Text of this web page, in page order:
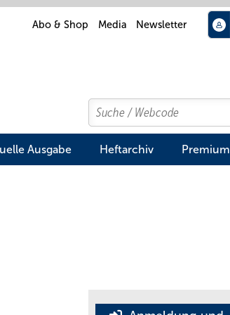
Abo & Shop Media Newsletter
Search
Suchen
Ausgabe Heftarchiv Premium